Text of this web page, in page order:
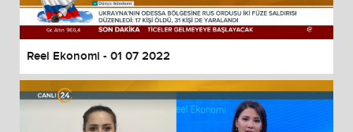
Reel Ekonomi - 01 07 2022